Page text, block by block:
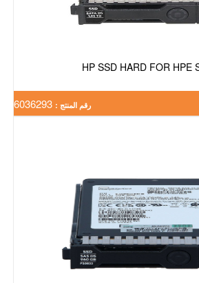
HP SSD HARD FOR HPE
رقم المنتج :